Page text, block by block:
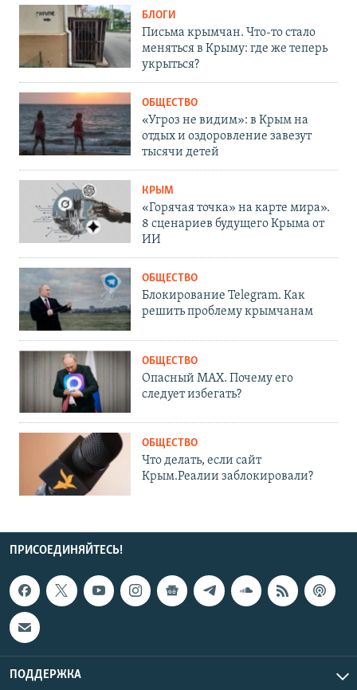
БЛОГИ
Письма крымчан. Что-то стало
меняться в Крыму: где же теперь
укрыться?
ОБЩЕСТВО
«Угроз не видим»: в Крым на
отдых и оздоровление завезут
тысячи детей
КРЫМ
«Горячая точка» на карте мира».
8 сценариев будущего Крыма от
ИИ
ОБЩЕСТВО
Блокирование Telegram. Как
решить проблему крымчанам
ОБЩЕСТВО
Опасный MAX. Почему его
следует избегать?
ОБЩЕСТВО
Что делать, если сайт
Крым.Реалии заблокировали?
ПРИСОЕДИНЯЙТЕСЬ!
ПОДДЕРЖКА